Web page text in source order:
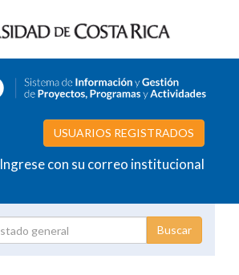
USUARIOS REGISTRADOS
Ingrese con su correo institucional